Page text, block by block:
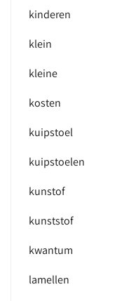
kinderen
klein
kleine
kosten
kuipstoel
kuipstoelen
kunstof
kunststof
kwantum
lamellen